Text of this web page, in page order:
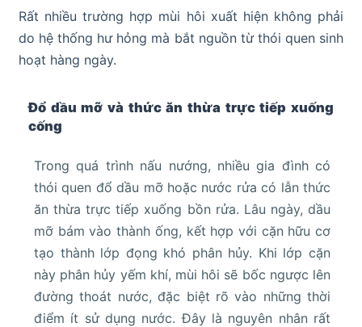
Rất nhiều trường hợp mùi hôi xuất hiện không phải
do hệ thống hư hỏng mà bắt nguồn từ thói quen sinh
hoạt hàng ngày.
Đổ dầu mỡ và thức ăn thừa trực tiếp xuống
cống
Trong quá trình nấu nướng, nhiều gia đình có
thói quen đổ dầu mỡ hoặc nước rửa có lẫn thức
ăn thừa trực tiếp xuống bồn rửa. Lâu ngày, dầu
mỡ bám vào thành ống, kết hợp với cặn hữu cơ
tạo thành lớp đọng khó phân hủy. Khi lớp cặn
này phân hủy yếm khí, mùi hôi sẽ bốc ngược lên
đường thoát nước, đặc biệt rõ vào những thời
điểm ít sử dụng nước. Đây là nguyên nhân rất